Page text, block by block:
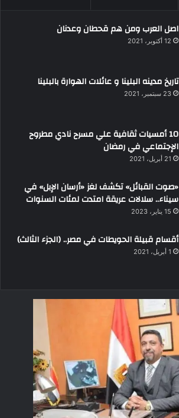
اصل العرب ومن هم قحطان وعدنان
12 أكتوبر، 2021
تاريخ مدينه البلينا و عائلات الهوارة بالبلينا
23 سبتمبر، 2021
10 أمسيات ثقافية علي مسرح نادي مطروح
الإجتماعي في رمضان
21 أبريل، 2021
«صوت القبائل» تكشف لغز «أرسان الإبل» في
سيناء.. سلالات عريقة امتدت لمئات السنوات
15 يناير، 2023
أقسام قبيلة الحويطات في مصر.. (الجزء الثالث)
1 أبريل، 2021